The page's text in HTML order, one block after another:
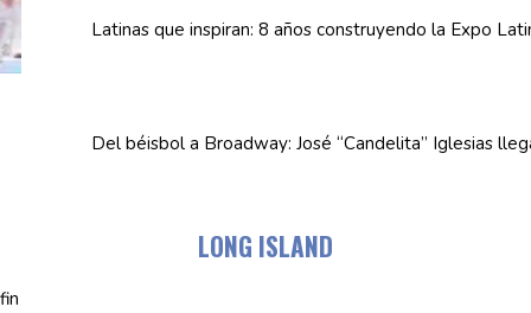
Latinas que inspiran: 8 años construyendo la Expo
Del béisbol a Broadway: José “Candelita” Iglesias
LONG ISLAND